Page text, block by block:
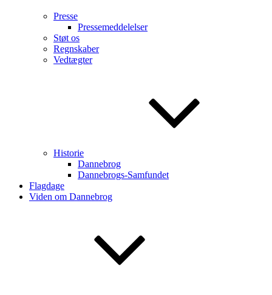
Presse
Pressemeddelelser
Støt os
Regnskaber
Vedtægter
Historie
Dannebrog
Dannebrogs-Samfundet
Flagdage
Viden om Dannebrog